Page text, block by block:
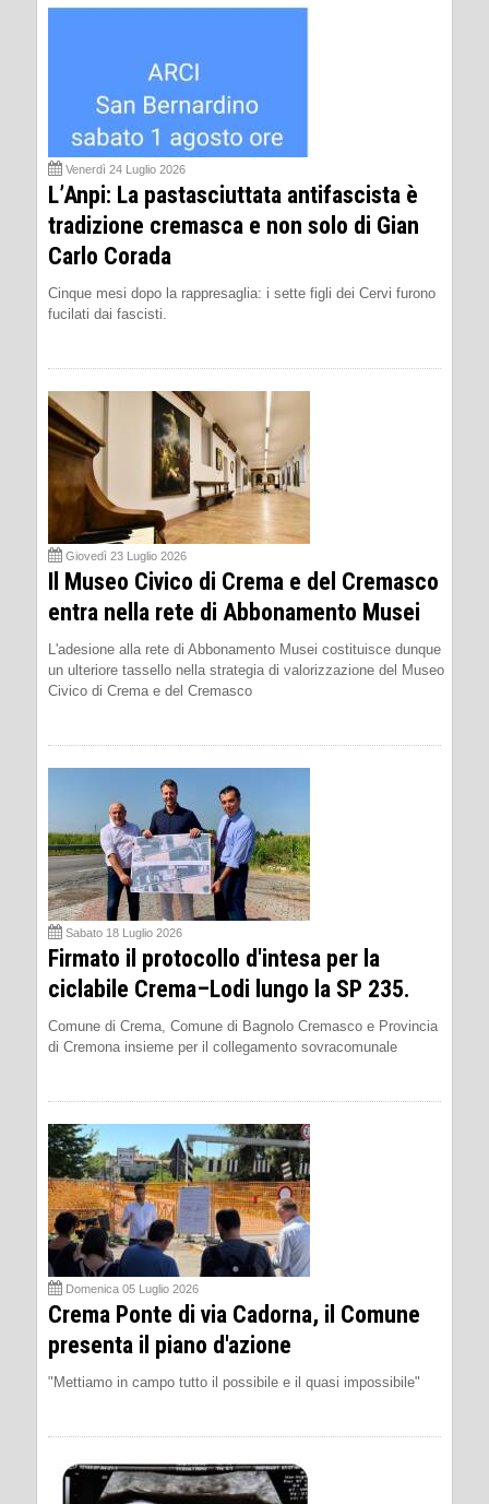
Venerdì 24 Luglio 2026
L’Anpi: La pastasciuttata antifascista è
tradizione cremasca e non solo di Gian
Carlo Corada
Cinque mesi dopo la rappresaglia: i sette figli dei Cervi furono
fucilati dai fascisti.
Giovedì 23 Luglio 2026
Il Museo Civico di Crema e del Cremasco
entra nella rete di Abbonamento Musei
L'adesione alla rete di Abbonamento Musei costituisce dunque
un ulteriore tassello nella strategia di valorizzazione del Museo
Civico di Crema e del Cremasco
Sabato 18 Luglio 2026
Firmato il protocollo d'intesa per la
ciclabile Crema–Lodi lungo la SP 235.
Comune di Crema, Comune di Bagnolo Cremasco e Provincia
di Cremona insieme per il collegamento sovracomunale
Domenica 05 Luglio 2026
Crema Ponte di via Cadorna, il Comune
presenta il piano d'azione
"Mettiamo in campo tutto il possibile e il quasi impossibile"